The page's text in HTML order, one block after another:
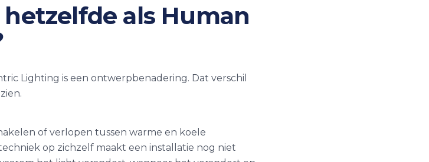
als Human
Lighting is een ontwerpbenadering. Dat verschil
of verlopen tussen warme en koele
op zichzelf maakt een installatie nog niet